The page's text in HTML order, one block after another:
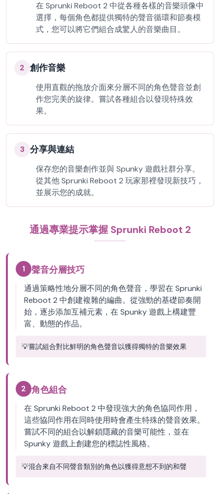
在 Sprunki Reboot 2 中從各種各樣的音樂頭像中
選擇，每個角色都提供獨特的聲音循環和節奏模
式，您可以將它們組合成驚人的音樂曲目。
2 創作音樂
使用直觀的拖放介面來分層不同的角色聲音並創
作您完美的旋律。嘗試各種組合以發現特殊效
果。
3 分享與連結
保存您的音樂創作並與 Spunky 遊戲社群分享。
從其他 Sprunki Reboot 2 玩家那裡發現新技巧，
並展示您的成就。
通過專業提示掌握 Sprunki Reboot 2
1 聲音分層技巧
通過策略性地分層不同的角色聲音，學習在 Sprunki
Reboot 2 中創建複雜的編曲。從強勁的基礎節奏開
始，逐步添加互補元素，在 Spunky 遊戲上構建豐
富、動態的作品。
💡嘗試組合對比鮮明的角色聲音以獲得獨特的音樂效果
2 角色組合
在 Sprunki Reboot 2 中發現強大的角色協同作用，
這些協同作用在同時使用時會產生特殊的聲音效果。
嘗試不同的組合以解鎖隱藏的音樂可能性，並在
Spunky 遊戲上創建您的標誌性風格。
💡混合來自不同聲音類別的角色以獲得意想不到的和聲